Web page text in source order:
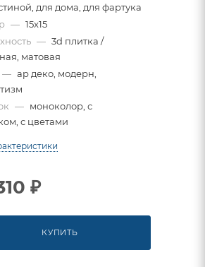
для дома, для фартука
— 15x15
— 3d плитка /
матовая
— ар деко, модерн,
— моноколор, с
с цветами
₽
КУПИТЬ